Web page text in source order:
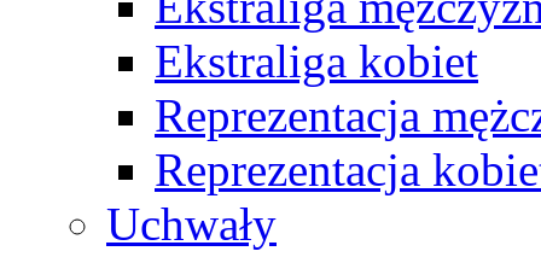
Ekstraliga kobiet
Reprezentacja
Reprezentacja
Uchwały